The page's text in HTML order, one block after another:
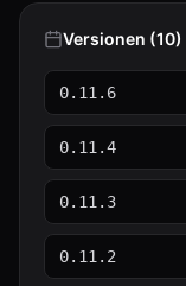
Versionen (10)
0.11.6
0.11.4
0.11.3
0.11.2